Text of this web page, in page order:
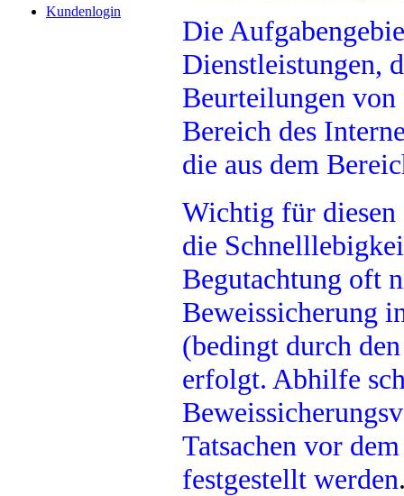
Kundenlogin
Die
Dienstleistungen,
Beurteilungen von
Bereich des
die aus dem
Wichtig für diesen
die
Begutachtung oft
Beweissicherung
(bedingt durch
erfolgt. Abhilfe
Tatsachen vor
festgestellt werden